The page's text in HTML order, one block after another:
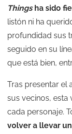
Things ha sido
listón ni ha
profundidad sus
seguido en su
que está bien,
Tras presentar el
sus vecinos, esta
cada personaje.
volver a llevar